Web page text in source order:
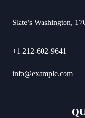
Slate’s Washington,
+1 212-602-9641
info@example.com